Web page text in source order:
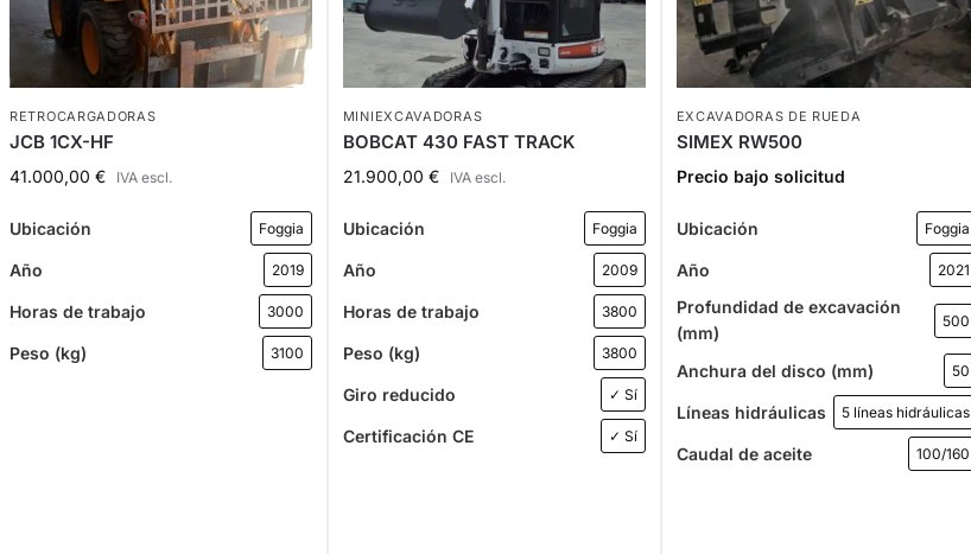
RETROCARGADORAS
JCB 1CX-HF
41.000,00 € IVA escl.
Ubicación Foggia
Año 2019
Horas de trabajo 3000
Peso (kg) 3100
MINIEXCAVADORAS
BOBCAT 430 FAST TRACK
21.900,00 € IVA escl.
Ubicación Foggia
Año 2009
Horas de trabajo 3800
Peso (kg) 3800
Giro reducido ✓ Sí
Certificación CE ✓ Sí
EXCAVADORAS DE RUEDA
SIMEX RW500
Precio bajo solicitud
Ubicación Foggia
Año 2021
Profundidad de excavación
(mm)
500
Anchura del disco (mm) 50
Líneas hidráulicas 5 líneas hidráulicas
Caudal de aceite 100/160